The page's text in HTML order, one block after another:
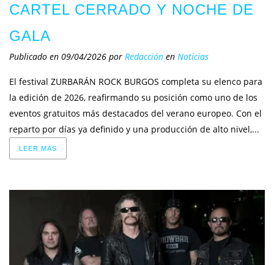
CARTEL CERRADO Y NOCHE DE
GALA
Publicado en 09/04/2026 por Redacción en Noticias
El festival ZURBARÁN ROCK BURGOS completa su elenco para
la edición de 2026, reafirmando su posición como uno de los
eventos gratuitos más destacados del verano europeo. Con el
reparto por días ya definido y una producción de alto nivel,...
LEER MAS